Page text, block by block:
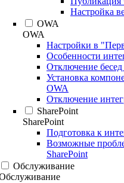
Настройка
OWA
OWA
Настройки в
Особенности
Отключение
Установка
OWA
Отключение
SharePoint
SharePoint
Подготовка к
Возможные
SharePoint
Обслуживание